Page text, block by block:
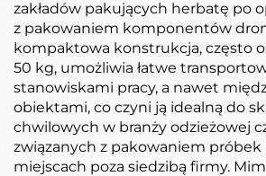
zakładów pakujących herbatę po
z pakowaniem komponentów
kompaktowa konstrukcja, często
50 kg, umożliwia łatwe
stanowiskami pracy, a nawet
obiektami, co czyni ją idealną do
chwilowych w branży odzieżowej
związanych z pakowaniem próbek
miejscach poza siedzibą firmy.